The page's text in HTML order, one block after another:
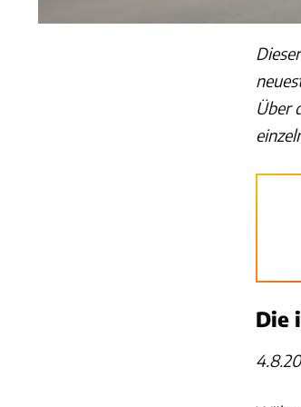
Über
Die